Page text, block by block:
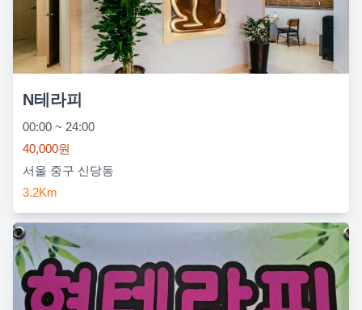
N테라피
00:00 ~ 24:00
40,000원
서울 중구 신당동
3.2Km